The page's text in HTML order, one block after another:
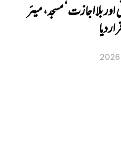
اور بلااجازت‘ مسجد، میئر
دیا